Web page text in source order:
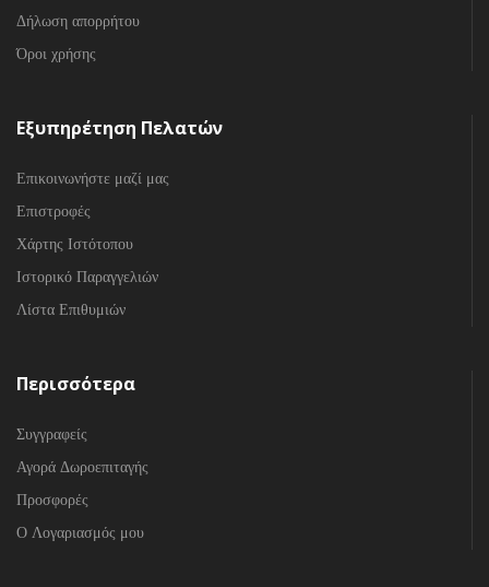
Δήλωση απορρήτου
Όροι χρήσης
Εξυπηρέτηση Πελατών
Επικοινωνήστε μαζί μας
Επιστροφές
Χάρτης Ιστότοπου
Ιστορικό Παραγγελιών
Λίστα Επιθυμιών
Περισσότερα
Συγγραφείς
Αγορά Δωροεπιταγής
Προσφορές
Ο Λογαριασμός μου